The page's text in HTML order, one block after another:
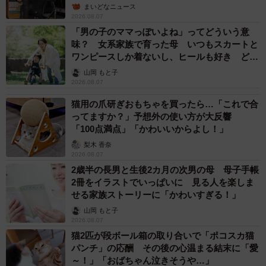
まいどなニュース
2026.08.07
「男の子のママっぽいよね」ってどういう意
味？ 女系家族で育った母 いつもスカートと
ワンピースしか着ないし、ヒールも好き どの
へんが…
山岡 もと子
2026.08.07
猫用の爪研ぎおもちゃを買ったら…「これで合
ってますか？」予想外の使い方が大反響
「100点満点」「かわいいからよし！」
梨木 香奈
2026.08.07
2歳半の長男と生後2カ月の次男の母 母子手帳
2冊をイラストでいっぱいに 見る人を楽しま
せる家族ストーリーに「かわいすぎる！」
山岡 もと子
2026.08.07
猫2匹が段ボール箱の取り合いで「ポコスカ猫
パンチ」の応酬 その後の心温まる結末に「愛
～！」「おばちゃん泣きそうや…」